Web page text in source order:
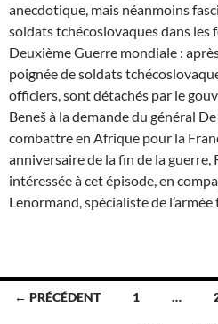
anecdotique, mais néanmoins
soldats tchécoslovaques dans les
Deuxième Guerre mondiale :
poignée de soldats
officiers, sont détachés par le
Beneš à la demande du général
combattre en Afrique pour la
anniversaire de la fin de la guerre,
intéressée à cet épisode, en
Lenormand, spécialiste de
Navigation
← PRÉCÉDENT 1 …